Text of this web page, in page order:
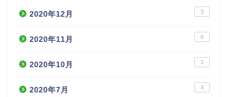
2020年12月 3
2020年11月 6
2020年10月 3
2020年7月 4